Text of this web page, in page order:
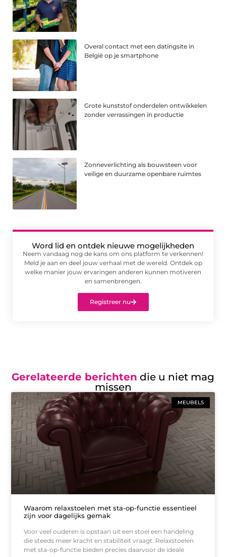
Overal contact met een datingsite in
België op je smartphone
Grote kunststof onderdelen ontwikkelen
zonder verrassingen in productie
Zonneverlichting als bouwsteen voor
veilige en duurzame openbare ruimtes
Word lid en ontdek nieuwe mogelijkheden
Neem vandaag nog de kans om ons platform te verkennen!
Meld je aan en deel jouw verhaal met de wereld. Ontdek op
welke manier jouw ervaringen anderen kunnen motiveren
en samenbrengen.
Registreer nu
Gerelateerde berichten die u niet mag
missen
MEUBELS
Waarom relaxstoelen met sta-op-functie essentieel
zijn voor dagelijks gemak
Voor veel ouderen is opstaan uit een stoel een handeling
die steeds meer kracht en stabiliteit vraagt. Relaxstoelen
met sta-op-functie bieden precies daarvoor de ideale